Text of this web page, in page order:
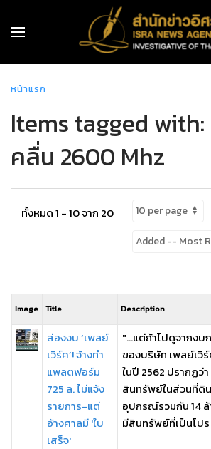
หน้าแรก
Items tagged with:
คลื่น 2600 Mhz
ทั้งหมด 1 - 10 จาก 20
Image Title Description
ส่องงบ ‘เพลย์
เวิร์ค’! จ้างทำ
แพลตฟอร์ม
725 ล. ไม่แจ้ง
รายการ-แต่
อ้างศาลมี 'ใบ
เสร็จ'
"...แต่ถ้าไปดูจากงบ
ของบริษัท เพลย์เวิ
ในปี 2562 ปรากฏว่
สินทรัพย์ในส่วนที่ดิ
อุปกรณ์รวมกัน 14
มีสินทรัพย์ที่เป็นโปร